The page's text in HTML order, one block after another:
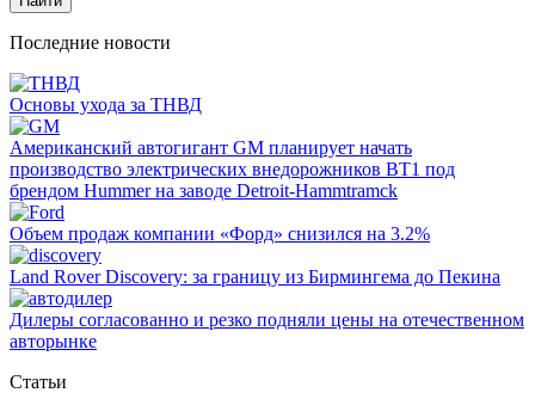
Последние новости
Основы ухода за ТНВД
Американский автогигант GM планирует начать
производство электрических внедорожников BT1 под
брендом Hummer на заводе Detroit-Hammtramck
Объем продаж компании «Форд» снизился на 3.2%
Land Rover Dіscovery: за границу из Бирмингема до Пекина
Дилеры согласованно и резко подняли цены на отечественном
авторынке
Статьи